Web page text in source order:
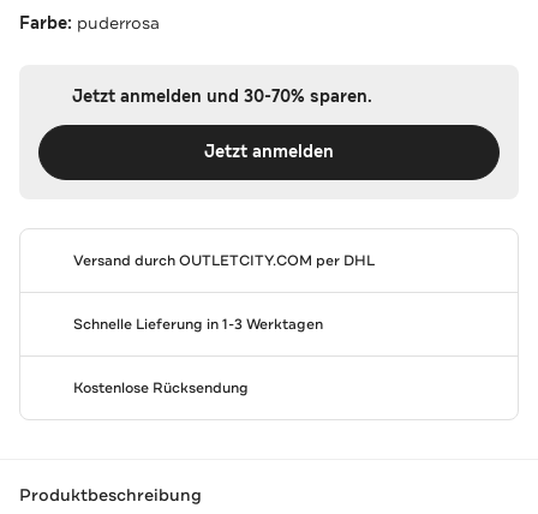
Farbe: puderrosa
Jetzt anmelden und 30-70% sparen.
Jetzt anmelden
Versand durchOUTLETCITY.COM per DHL
Schnelle Lieferung in 1-3 Werktagen
Kostenlose Rücksendung
Produktbeschreibung